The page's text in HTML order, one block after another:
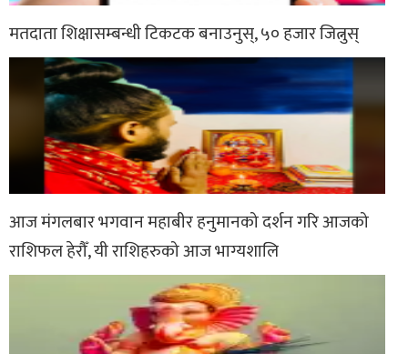
मतदाता शिक्षासम्बन्धी टिकटक बनाउनुस्, ५० हजार जित्नुस्
आज मंगलबार भगवान महाबीर हनुमानको दर्शन गरि आजको
राशिफल हेरौँ, यी राशिहरुको आज भाग्यशालि